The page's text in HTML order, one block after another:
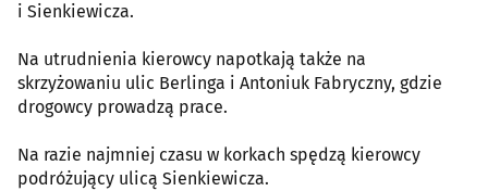
i Sienkiewicza.
Na utrudnienia kierowcy napotkają także na
skrzyżowaniu ulic Berlinga i Antoniuk Fabryczny, gdzie
drogowcy prowadzą prace.
Na razie najmniej czasu w korkach spędzą kierowcy
podróżujący ulicą Sienkiewicza.